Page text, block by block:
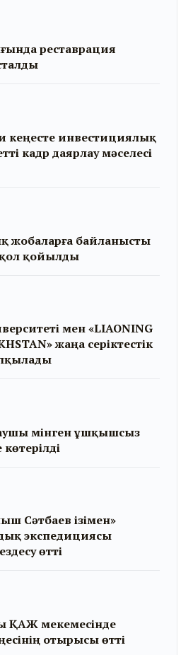
реставрация
кеңесте инвестициялық
кадр даярлау мәселесі
жобаларға байланысты
қойылды
мен «LIAONING
жаңа серіктестік
мінген ұшқышсыз
көтерілді
Сәтбаев ізімен»
экспедициясы
өтті
ҚАЖ мекемесінде
отырысы өтті